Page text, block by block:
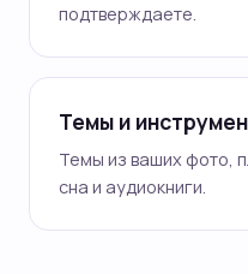
подтверждаете.
Темы и
Темы из ваших фото,
сна и аудиокниги.